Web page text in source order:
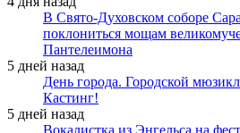
В Свято-Духовском соборе
поклониться мощам
Пантелеимона
5 дней назад
День города. Городской
Кастинг!
5 дней назад
Вокалистка из Энгельса на